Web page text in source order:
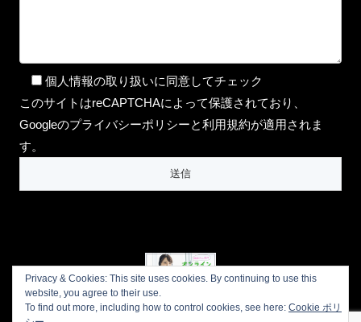
個人情報の取り扱いに同意してチェック
このサイトはreCAPTCHAによって保護されており、
Googleのプライバシーポリシーと利用規約が適用されま
す。
プライバシーポリシー 会社概要
Privacy & Cookies: This site uses cookies. By continuing to use this
website, you agree to their use.
To find out more, including how to control cookies, see here: Cookie ポリ